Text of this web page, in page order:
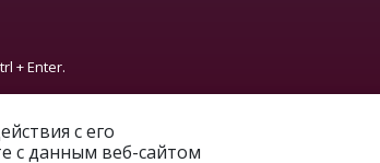
+ Enter.
с его
с данным веб-сайтом